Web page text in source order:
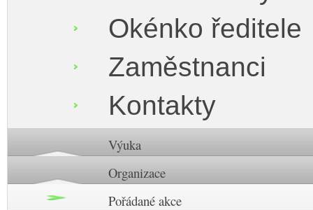
Okénko ředitele
Zaměstnanci
Kontakty
Výuka
Organizace
Pořádané akce